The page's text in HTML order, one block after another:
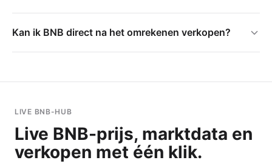
Kan ik BNB direct na het omrekenen verkopen?
LIVE BNB-HUB
Live BNB-prijs, marktdata en
verkopen met één klik.